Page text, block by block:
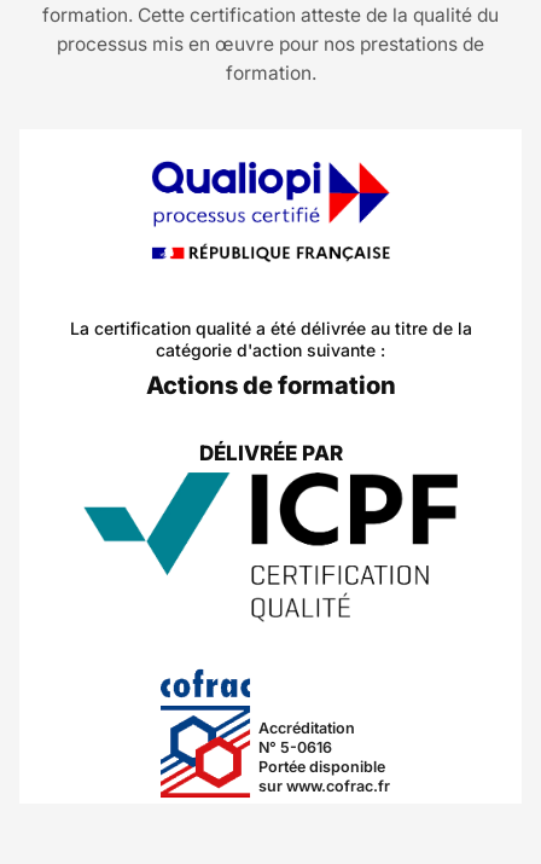
formation. Cette certification atteste de la qualité du
processus mis en œuvre pour nos prestations de
formation.
La certification qualité a été délivrée au titre de la
catégorie d'action suivante :
Actions de formation
DÉLIVRÉE PAR
Accréditation
N° 5-0616
Portée disponible
sur www.cofrac.fr